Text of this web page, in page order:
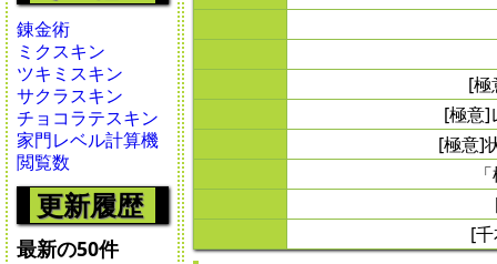
錬金術
ミクスキン
ツキミスキン
サクラスキン
チョコラテスキン
家門レベル計算機
閲覧数
更新履歴
最新の50件
[極
[極意]
[極意]
[